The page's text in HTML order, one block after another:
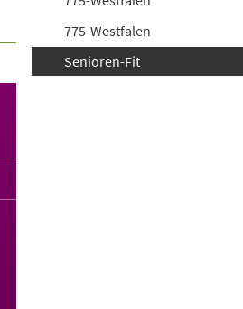
775-Westfalen
Senioren-Fit